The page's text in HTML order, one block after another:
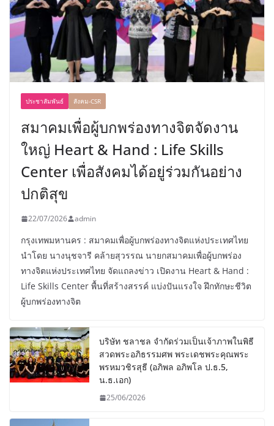
ประชาสัมพันธ์ สังคม-CSR
สมาคมเพื่อผู้บกพร่องทางจิตจัดงาน
ใหญ่ Heart & Hand : Life Skills
Center เพื่อสังคมได้อยู่ร่วมกันอย่าง
ปกติสุข
22/07/2026 admin
กรุงเทพมหานคร : สมาคมเพื่อผู้บกพร่องทางจิตแห่งประเทศไทย
นำโดย นางนุชจารี คล้ายสุวรรณ นายกสมาคมเพื่อผู้บกพร่อง
ทางจิตแห่งประเทศไทย จัดแถลงข่าว เปิดงาน Heart & Hand :
Life Skills Center พื้นที่สร้างสรรค์ แบ่งปันแรงใจ ฝึกทักษะชีวิต
ผู้บกพร่องทางจิต
บริษัท ชลาชล จำกัดร่วมเป็นเจ้าภาพในพิธี
สวดพระอภิธรรมศพ พระเดชพระคุณพระ
พรหมวชิรสุธี (อภิพล อภิพโล ป.ธ.5,
น.ธ.เอก)
25/06/2026